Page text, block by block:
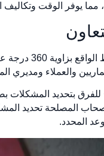
مما يوفر الوقت وتكاليف
تعمل
والعملاء
بتحديد المشكلات
المصلحة تحديد
المحدد.